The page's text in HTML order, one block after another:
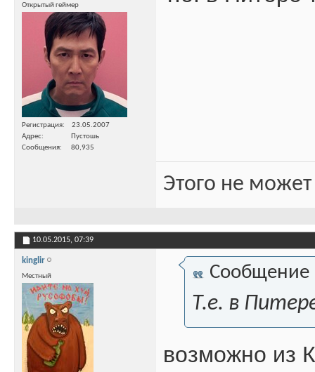
Открытый геймер
Регистрация
23.05.2007
Адрес
Пустошь
Сообщения
80,935
Этого не
10.05.2015, 07:39
kinglir
Местный Сообщение
Т.е. в
возможно из